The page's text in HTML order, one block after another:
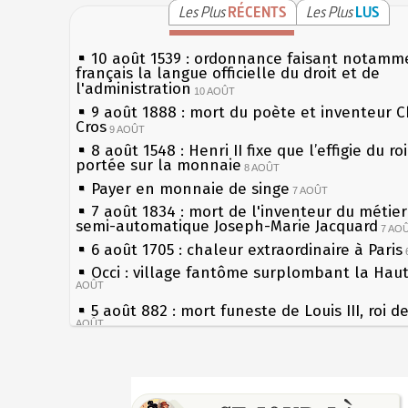
Les PlusRÉCENTS Les PlusLUS
10 août 1539 : ordonnance faisant
français la langue officielle du droit et de
l'administration 10 AOÛT
9 août 1888 : mort du poète et inventeur
Cros 9 AOÛT
8 août 1548 : Henri II fixe que l’effigie du
portée sur la monnaie 8 AOÛT
Payer en monnaie de singe 7 AOÛT
7 août 1834 : mort de l'inventeur du
semi-automatique Joseph-Marie Jacquard 7
6 août 1705 : chaleur extraordinaire à Paris
Occi : village fantôme surplombant la
AOÛT
5 août 882 : mort funeste de Louis III, roi
AOÛT
Rouelle 3 AOÛT
les siècles